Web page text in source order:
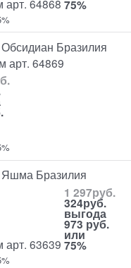
арт. 6486875%
Бразилия
арт. 64869
Бразилия
арт. 63639
1 297руб.
324руб.
выгода
973 руб.
или
75%